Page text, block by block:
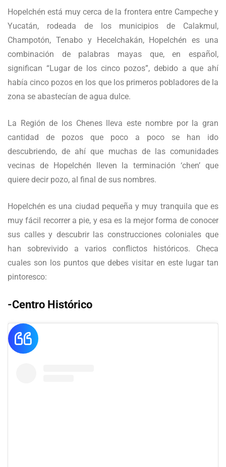
Hopelchén está muy cerca de la frontera entre Campeche y
Yucatán, rodeada de los municipios de Calakmul,
Champotón, Tenabo y Hecelchakán, Hopelchén es una
combinación de palabras mayas que, en español,
significan “Lugar de los cinco pozos”, debido a que ahí
había cinco pozos en los que los primeros pobladores de la
zona se abastecían de agua dulce.
La Región de los Chenes lleva este nombre por la gran
cantidad de pozos que poco a poco se han ido
descubriendo, de ahí que muchas de las comunidades
vecinas de Hopelchén lleven la terminación ‘chen’ que
quiere decir pozo, al final de sus nombres.
Hopelchén es una ciudad pequeña y muy tranquila que es
muy fácil recorrer a pie, y esa es la mejor forma de conocer
sus calles y descubrir las construcciones coloniales que
han sobrevivido a varios conflictos históricos. Checa
cuales son los puntos que debes visitar en este lugar tan
pintoresco:
-Centro Histórico